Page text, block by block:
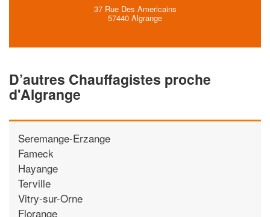
37 Rue Des Americains
57440 Algrange
D’autres Chauffagistes proche
d'Algrange
Seremange-Erzange
Fameck
Hayange
Terville
Vitry-sur-Orne
Florange